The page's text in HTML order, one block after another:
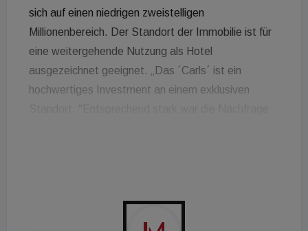
sich auf einen niedrigen zweistelligen
Millionenbereich. Der Standort der Immobilie ist für
eine weitergehende Nutzung als Hotel
ausgezeichnet geeignet. „Das ´Carls´ ist ein
hochwertiges Investment an einem exklusiven
spätere Umnutzung des Bestands, aber auch ein
Neubau sind denkbar. Die Carlstadt gilt als